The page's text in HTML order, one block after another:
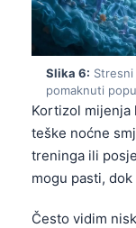
Slika 6:
pomaknuti
Kortizol mijenja
teške noćne
treninga ili
mogu pasti,
Često vidim